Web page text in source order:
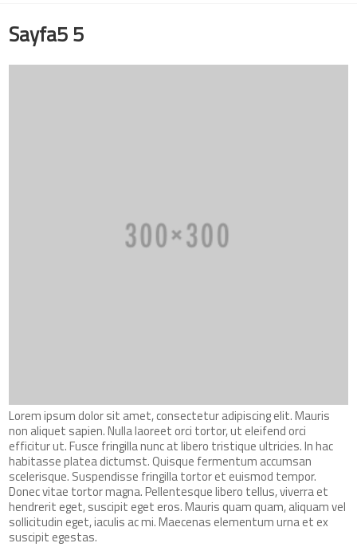
Sayfa5 5
Lorem ipsum dolor sit amet, consectetur adipiscing elit. Mauris
non aliquet sapien. Nulla laoreet orci tortor, ut eleifend orci
efficitur ut. Fusce fringilla nunc at libero tristique ultricies. In hac
habitasse platea dictumst. Quisque fermentum accumsan
scelerisque. Suspendisse fringilla tortor et euismod tempor.
Donec vitae tortor magna. Pellentesque libero tellus, viverra et
hendrerit eget, suscipit eget eros. Mauris quam quam, aliquam vel
sollicitudin eget, iaculis ac mi. Maecenas elementum urna et ex
suscipit egestas.